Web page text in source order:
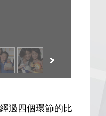
過四個環節的比